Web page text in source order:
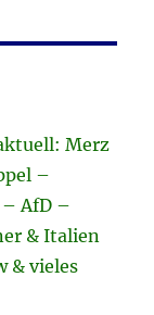
Merz
–
AfD –
& Italien
& vieles